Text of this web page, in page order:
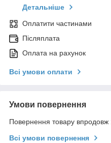
Детальніше
Оплатити частинами
Післяплата
Оплата на рахунок
Всі умови оплати
Умови повернення
Повернення товару впродовж
Всі умови повернення